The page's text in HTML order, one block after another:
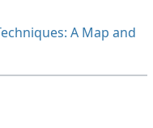
A Map and